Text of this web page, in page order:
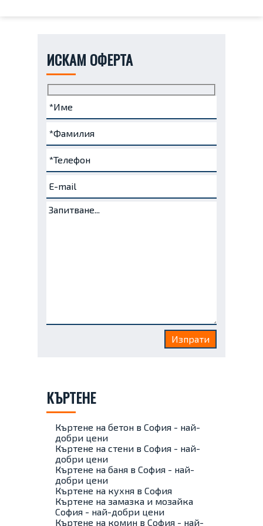
ИСКАМ ОФЕРТА
Име
(задължително)
Фамилия
(задължително)
Телефон
(задължително)
e-
mail
Запитване...
КЪРТЕНЕ
Къртене на бетон в София - най-
добри цени
Къртене на стени в София - най-
добри цени
Къртене на баня в София - най-
добри цени
Къртене на кухня в София
Къртене на замазка и мозайка
София - най-добри цени
Къртене на комин в София - най-